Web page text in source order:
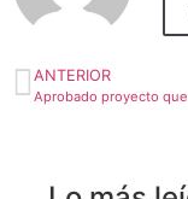
ANTERIOR